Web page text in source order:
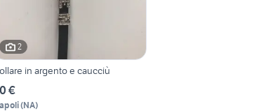
2
in argento e caucciù
€
(NA)